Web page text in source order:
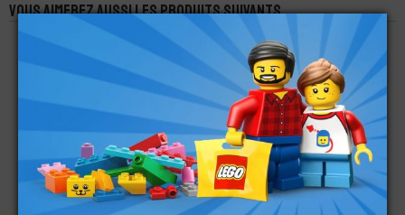
Vous aimerez aussi les produits suivants
LEGO® BRIQUE 1X1
0,11€
LEGO® TECHNIC
BRIQUE 1X2 - 1
PASSAGE POUR
CONNECTEUR
0,17€
LEGO® ACCESSOIRE
MINI-FIGURINE -
ARME - ARC ET
FLÈCHE
2,99
LEGO® BRIQUE 1X3
LEGO® TUILE
LEGO® TECHNIC